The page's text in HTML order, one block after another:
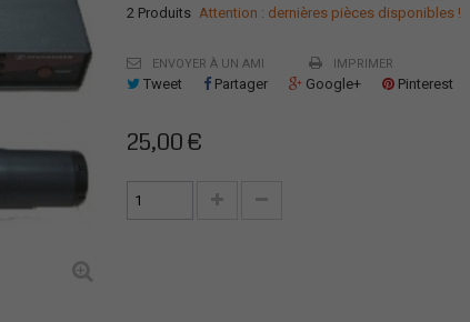
2 Produits Attention : dernières pièces disponibles !
ENVOYER À UN AMI IMPRIMER
Tweet Partager Google+ Pinterest
25,00 €